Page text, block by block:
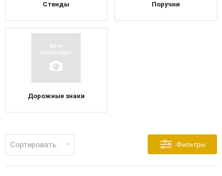
Стенды Поручни
Дорожные знаки
Фильтры
Сортировать: